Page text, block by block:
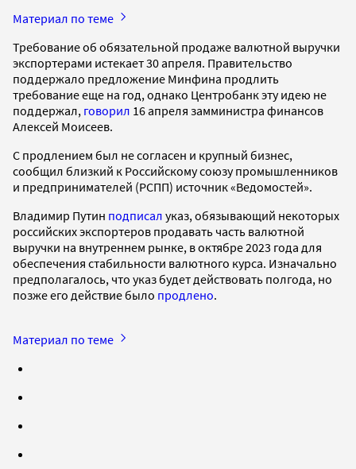
Материал по теме
Требование об обязательной продаже валютной выручки
экспортерами истекает 30 апреля. Правительство
поддержало предложение Минфина продлить
требование еще на год, однако Центробанк эту идею не
поддержал, говорил 16 апреля замминистра финансов
Алексей Моисеев.
С продлением был не согласен и крупный бизнес,
сообщил близкий к Российскому союзу промышленников
и предпринимателей (РСПП) источник «Ведомостей».
Владимир Путин подписал указ, обязывающий некоторых
российских экспортеров продавать часть валютной
выручки на внутреннем рынке, в октябре 2023 года для
обеспечения стабильности валютного курса. Изначально
предполагалось, что указ будет действовать полгода, но
позже его действие было продлено.
Материал по теме